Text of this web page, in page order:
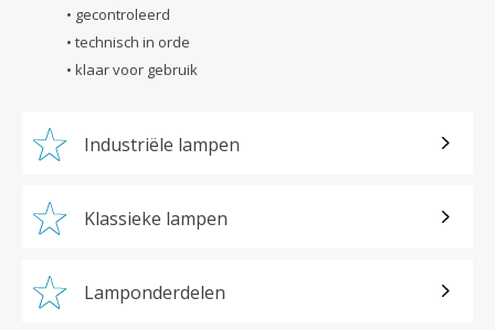
• gecontroleerd
• technisch in orde
• klaar voor gebruik
Industriële lampen
Klassieke lampen
Lamponderdelen